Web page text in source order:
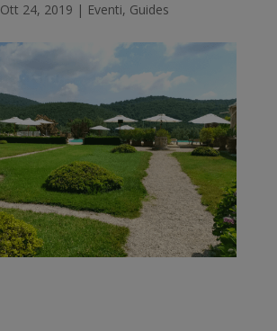
Ott 24, 2019 | Eventi, Guides